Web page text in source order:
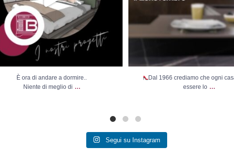
È ora di andare a dormire..
Niente di meglio di ...
Dal 1966 crediamo che ogni
essere lo ...
Segui su Instagram